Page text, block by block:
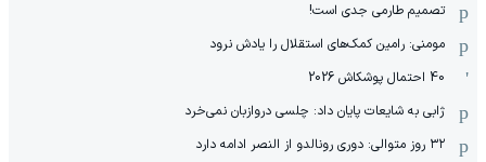
تصمیم طارمی جدی است!
مومنی: رامین کمک‌های استقلال را یادش نرود
40 احتمال پوشکاش 2026
ژابی به شایعات پایان داد: چلسی دروازبان نمی‌خرد
۳۲ روز متوالی: دوری رونالدو از النصر ادامه دارد